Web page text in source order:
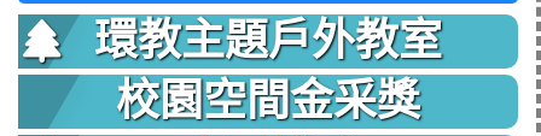
環教主題戶外教室
校園空間金采獎